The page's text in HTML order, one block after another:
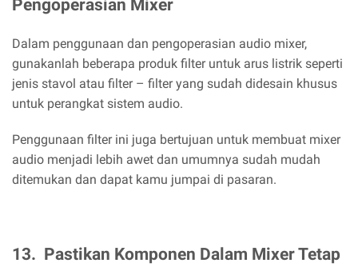
Pengoperasian Mixer
Dalam penggunaan dan pengoperasian audio mixer,
gunakanlah beberapa produk filter untuk arus listrik seperti
jenis stavol atau filter – filter yang sudah didesain khusus
untuk perangkat sistem audio.
Penggunaan filter ini juga bertujuan untuk membuat mixer
audio menjadi lebih awet dan umumnya sudah mudah
ditemukan dan dapat kamu jumpai di pasaran.
13. Pastikan Komponen Dalam Mixer Tetap